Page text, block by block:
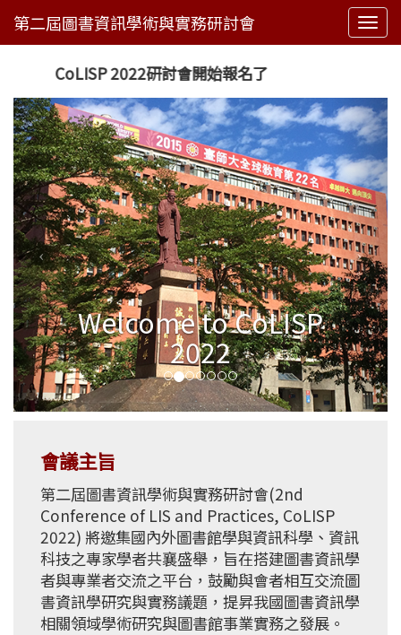
CoLISP 2022研討會開始報名了
Welcome to CoLISP
2022
會議主旨
第二屆圖書資訊學術與實務研討會(2nd
Conference of LIS and Practices, CoLISP
2022) 將邀集國內外圖書館學與資訊科學、資訊
科技之專家學者共襄盛舉，旨在搭建圖書資訊學
者與專業者交流之平台，鼓勵與會者相互交流圖
書資訊學研究與實務議題，提昇我國圖書資訊學
相關領域學術研究與圖書館事業實務之發展。